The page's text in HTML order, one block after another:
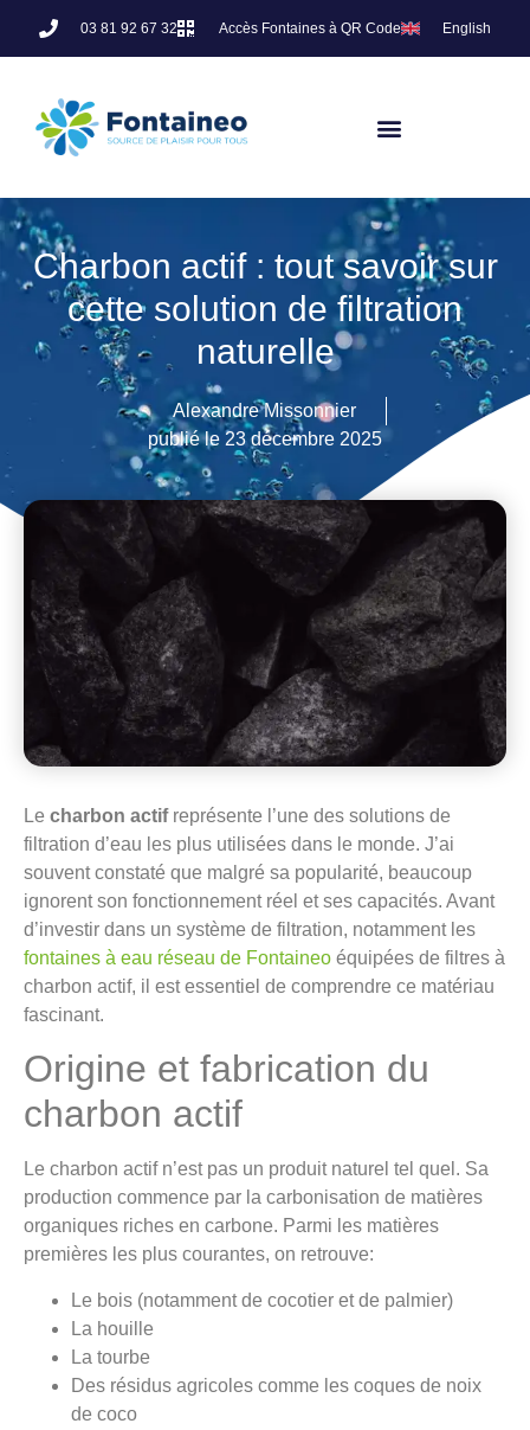
03 81 92 67 32 Accès Fontaines à QR Code English
Charbon actif : tout savoir sur
cette solution de filtration
naturelle
Alexandre Missonnier
publié le 23 décembre 2025
Le charbon actifreprésente l’une des solutions de
filtration d’eau les plus utilisées dans le monde. J’ai
souvent constaté que malgré sa popularité, beaucoup
ignorent son fonctionnement réel et ses capacités. Avant
d’investir dans un système de filtration, notamment les
fontaines à eau réseau de Fontaineo équipées de filtres à
charbon actif, il est essentiel de comprendre ce matériau
fascinant.
Origine et fabrication du
charbon actif
Le charbon actif n’est pas un produit naturel tel quel. Sa
production commence par la carbonisation de matières
organiques riches en carbone. Parmi les matières
premières les plus courantes, on retrouve:
Le bois (notamment de cocotier et de palmier)
La houille
La tourbe
Des résidus agricoles comme les coques de noix
de coco